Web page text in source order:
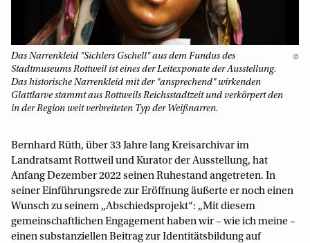
Das Narrenkleid "Sichlers Gschell" aus dem Fundus des
Stadtmuseums Rottweil ist eines der Leitexponate der Ausstellung.
Das historische Narrenkleid mit der "ansprechend" wirkenden
Glattlarve stammt aus Rottweils Reichsstadtzeit und verkörpert den
in der Region weit verbreiteten Typ der Weißnarren.
©
Bernhard Rüth, über 33 Jahre lang Kreisarchivar im
Landratsamt Rottweil und Kurator der Ausstellung, hat
Anfang Dezember 2022 seinen Ruhestand angetreten. In
seiner Einführungsrede zur Eröffnung äußerte er noch einen
Wunsch zu seinem „Abschiedsprojekt“: „Mit diesem
gemeinschaftlichen Engagement haben wir – wie ich meine –
einen substanziellen Beitrag zur Identitätsbildung auf